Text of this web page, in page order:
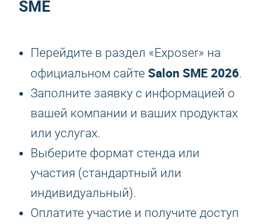
SME
Перейдите в раздел «Exposer» на
официальном сайте Salon SME 2026.
Заполните заявку с информацией о
вашей компании и ваших продуктах
или услугах.
Выберите формат стенда или
участия (стандартный или
индивидуальный).
Оплатите участие и получите доступ